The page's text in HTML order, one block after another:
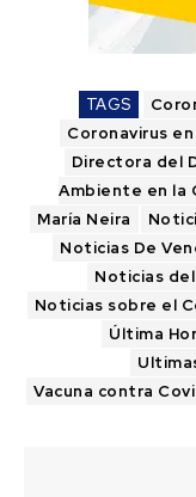
TAGS
Coronavirus
Directora del
Ambiente en la
María Neira
Noticias De
Noticias
Noticias sobre el
Última
Vacuna contra